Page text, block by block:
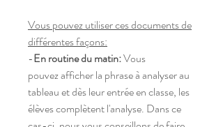
Vous pouvez utiliser ces documents de
différentes façons:
-En routine du matin:Vous
pouvez afficher la phrase à analyser au
tableau et dès leur entrée en classe, les
élèves complètent l'analyse. Dans ce